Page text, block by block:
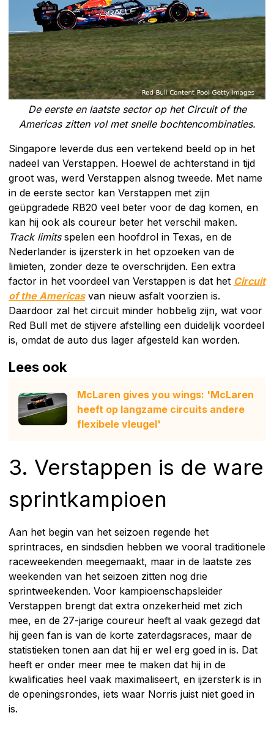
De eerste en laatste sector op het Circuit of the
Americas zitten vol met snelle bochtencombinaties.
Singapore leverde dus een vertekend beeld op in het
nadeel van Verstappen. Hoewel de achterstand in tijd
groot was, werd Verstappen alsnog tweede. Met name
in de eerste sector kan Verstappen met zijn
geüpgradede RB20 veel beter voor de dag komen, en
kan hij ook als coureur beter het verschil maken.
Track limitsspelen een hoofdrol in Texas, en de
Nederlander is ijzersterk in het opzoeken van de
limieten, zonder deze te overschrijden. Een extra
factor in het voordeel van Verstappen is dat het Circuit
of the Americasvan nieuw asfalt voorzien is.
Daardoor zal het circuit minder hobbelig zijn, wat voor
Red Bull met de stijvere afstelling een duidelijk voordeel
is, omdat de auto dus lager afgesteld kan worden.
Lees ook
McLaren gives you wings: 'McLaren
heeft op langzame circuits andere
flexibele vleugel'
3. Verstappen is de ware
sprintkampioen
Aan het begin van het seizoen regende het
sprintraces, en sindsdien hebben we vooral traditionele
raceweekenden meegemaakt, maar in de laatste zes
weekenden van het seizoen zitten nog drie
sprintweekenden. Voor kampioenschapsleider
Verstappen brengt dat extra onzekerheid met zich
mee, en de 27-jarige coureur heeft al vaak gezegd dat
hij geen fan is van de korte zaterdagsraces, maar de
statistieken tonen aan dat hij er wel erg goed in is. Dat
heeft er onder meer mee te maken dat hij in de
kwalificaties heel vaak maximaliseert, en ijzersterk is in
de openingsrondes, iets waar Norris juist niet goed in
is.